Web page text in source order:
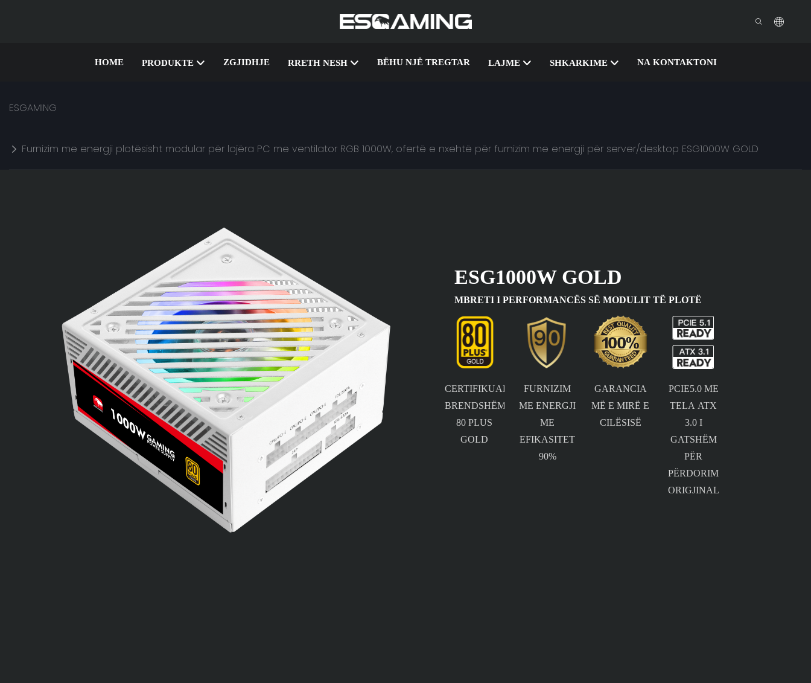
HOME PRODUKTE ZGJIDHJE RRETH NESH BËHU NJË TREGTAR LAJME SHKARKIME NA KONTAKTONI
ESGAMING
Furnizim me energji plotësisht modular për lojëra PC me ventilator RGB 1000W, ofertë e nxehtë për furnizim me energji për server/desktop ESG1000W GOLD
ESG1000W GOLD
MBRETI I PERFORMANCËS SË MODULIT TË PLOTË
CERTIFIKUAR
BRENDSHËM
80 PLUS
GOLD
FURNIZIM
ME ENERGJI
ME
EFIKASITET
90%
GARANCIA
MË E MIRË E
CILËSISË
PCIE5.0 ME
TELA ATX
3.0 I
GATSHËM
PËR
PËRDORIM
ORIGJINAL